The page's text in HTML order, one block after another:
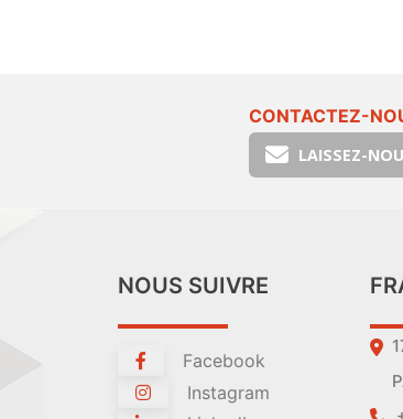
CONTACTEZ-
LAISSEZ-
NOUS SUIVRE
Facebook
Instagram